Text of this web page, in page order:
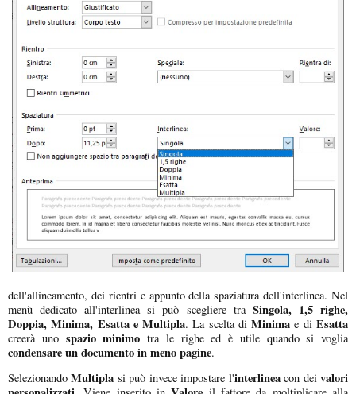
dell'allineamento, dei rientri e appunto della spaziatura dell'interlinea. Nel
menù dedicato all'interlinea si può scegliere tra Singola, 1,5 righe,
Doppia, Minima, Esatta e Multipla. La scelta diMinimae diEsatta
creerà unospazio minimo tra le righe ed è utile quando si voglia
condensare un documento in meno pagine.
SelezionandoMultipla si può invece impostare l'interlineacon deivalori